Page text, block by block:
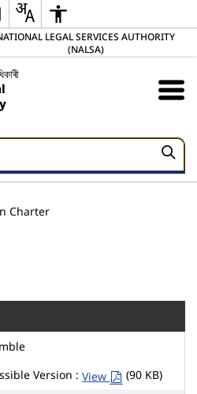
LEGAL SERVICES AUTHORITY
(NALSA)
Charter
Version : View
(90 KB)